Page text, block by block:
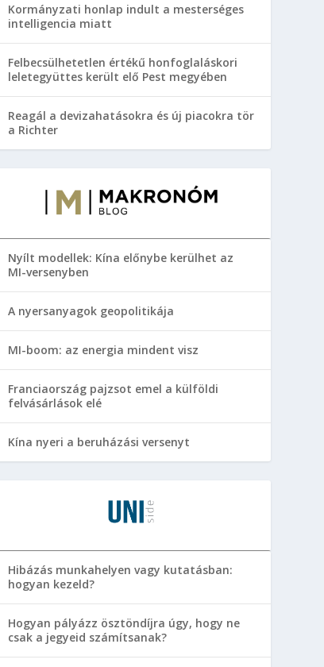
Kormányzati honlap indult a mesterséges
intelligencia miatt
Felbecsülhetetlen értékű honfoglaláskori
leletegyüttes került elő Pest megyében
Reagál a devizahatásokra és új piacokra tör
a Richter
Nyílt modellek: Kína előnybe kerülhet az
MI-versenyben
A nyersanyagok geopolitikája
MI-boom: az energia mindent visz
Franciaország pajzsot emel a külföldi
felvásárlások elé
Kína nyeri a beruházási versenyt
Hibázás munkahelyen vagy kutatásban:
hogyan kezeld?
Hogyan pályázz ösztöndíjra úgy, hogy ne
csak a jegyeid számítsanak?